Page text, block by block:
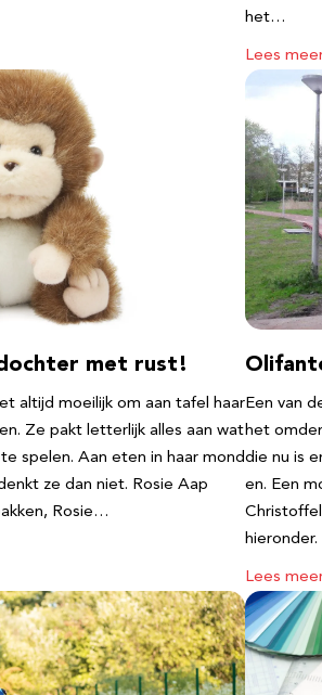
het…
Lees
met rust!
altijd moeilijk om aan tafel haar
Ze pakt letterlijk alles aan wat
spelen. Aan eten in haar mond
ze dan niet. Rosie Aap
Rosie…
Een van
het
die nu is
en. Een
Lees